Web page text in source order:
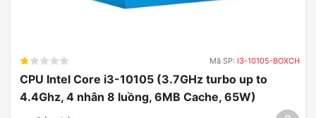
Mã SP: I3-10105-BOXCH
CPU Intel Core i3-10105 (3.7GHz turbo up to
4.4Ghz, 4 nhân 8 luồng, 6MB Cache, 65W)
03/2025